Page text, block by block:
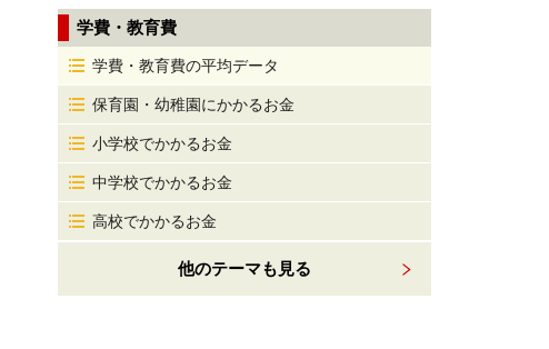
学費・教育費
学費・教育費の平均データ
保育園・幼稚園にかかるお金
小学校でかかるお金
中学校でかかるお金
高校でかかるお金
他のテーマも見る